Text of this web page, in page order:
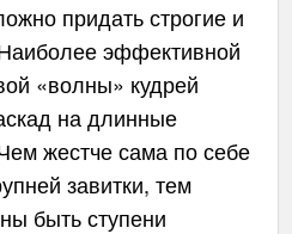
придать строгие и
эффективной
«волны» кудрей
на длинные
жестче сама по себе
завитки, тем
быть ступени